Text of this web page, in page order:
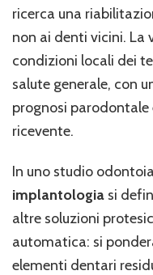
ricerca una
non ai denti vicini. La
condizioni locali dei
salute generale, con
prognosi parodontale
ricevente.
In uno studio
implantologia si
altre soluzioni
automatica: si
elementi dentari